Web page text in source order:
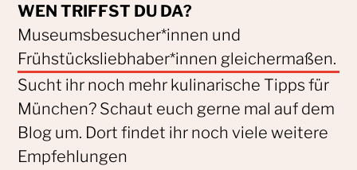
WEN TRIFFST DU DA?
Museumsbesucher*innen und
Frühstücksliebhaber*innen gleichermaßen.
Sucht ihr noch mehr kulinarische Tipps für
München? Schaut euch gerne mal auf dem
Blog um. Dort findet ihr noch viele weitere
Empfehlungen